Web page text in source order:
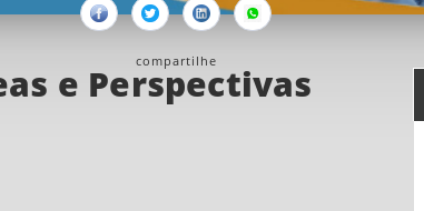
FacebookTwitterLinkedinWhatsapp
compartilhe
e Perspectivas